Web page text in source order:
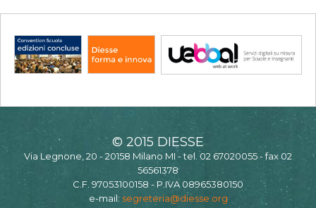
© 2015 DIESSE
Via Legnone, 20 - 20158 Milano MI - tel. 02 67020055 - fax 02
56561378
C.F. 97053100158 - P.IVA 08965380150
e-mail: segreteria@diesse.org